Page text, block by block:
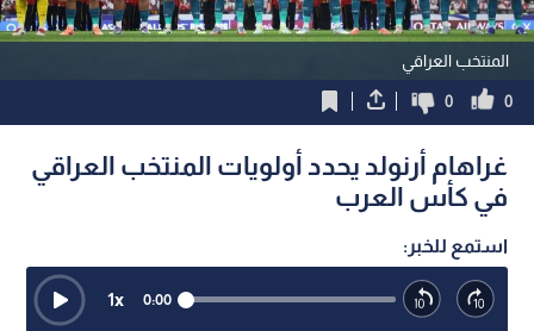
المنتخب العراقي
0
0
غراهام أرنولد يحدد أولويات المنتخب العراقي
في كأس العرب
استمع للخبر:
0:00
1x